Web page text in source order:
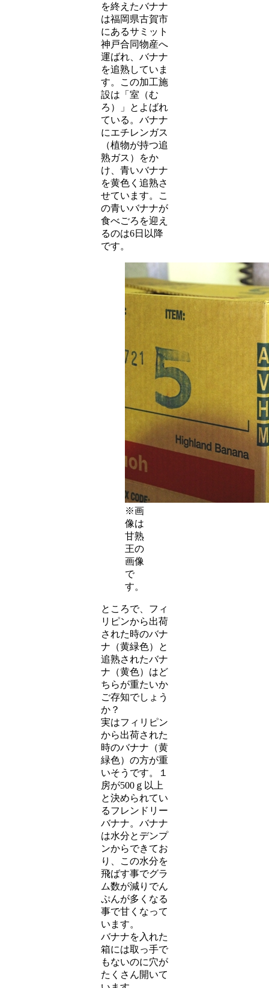
を終えたバナナ
は福岡県古賀市
にあるサミット
神戸合同物産へ
運ばれ、バナナ
を追熟していま
す。この加工施
設は「室（む
ろ）」とよばれ
ている。バナナ
にエチレンガス
（植物が持つ追
熟ガス）をか
け、青いバナナ
を黄色く追熟さ
せています。こ
の青いバナナが
食べごろを迎え
るのは6日以降
です。
※画
像は
甘熟
王の
画像
で
す。
ところで、フィ
リピンから出荷
された時のバナ
ナ（黄緑色）と
追熟されたバナ
ナ（黄色）はど
ちらが重たいか
ご存知でしょう
か？
実はフィリピン
から出荷された
時のバナナ（黄
緑色）の方が重
いそうです。１
房が500ｇ以上
と決められてい
るフレンドリー
バナナ。バナナ
は水分とデンプ
ンからできてお
り、この水分を
飛ばす事でグラ
ム数が減りでん
ぷんが多くなる
事で甘くなって
います。
バナナを入れた
箱には取っ手で
もないのに穴が
たくさん開いて